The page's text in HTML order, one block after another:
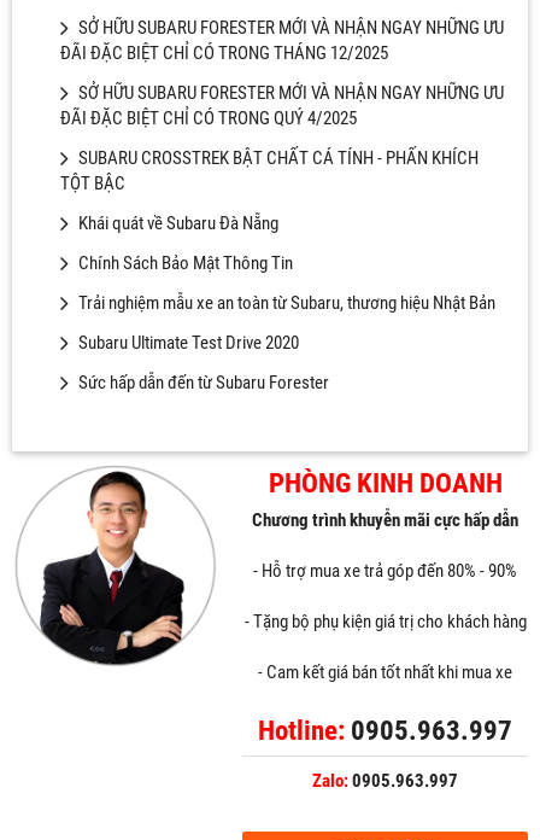
PHÒNG KINH DOANH
Chương trình khuyễn mãi cực hấp dẫn
- Hỗ trợ mua xe trả góp đến 80% - 90%
- Tặng bộ phụ kiện giá trị cho khách hàng
- Cam kết giá bán tốt nhất khi mua xe
Hotline: 0905.963.997
Zalo:0905.963.997
SỞ HỮU SUBARU FORESTER MỚI VÀ NHẬN NGAY NHỮNG ƯU
ĐÃI ĐẶC BIỆT CHỈ CÓ TRONG THÁNG 12/2025
SỞ HỮU SUBARU FORESTER MỚI VÀ NHẬN NGAY NHỮNG ƯU
ĐÃI ĐẶC BIỆT CHỈ CÓ TRONG QUÝ 4/2025
SUBARU CROSSTREK BẬT CHẤT CÁ TÍNH - PHẤN KHÍCH
TỘT BẬC
Khái quát về Subaru Đà Nẵng
Chính Sách Bảo Mật Thông Tin
Trải nghiệm mẫu xe an toàn từ Subaru, thương hiệu Nhật Bản
Subaru Ultimate Test Drive 2020
Sức hấp dẫn đến từ Subaru Forester